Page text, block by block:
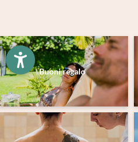
Buoni regalo
Nome
E-mail*
Consenso marketing*